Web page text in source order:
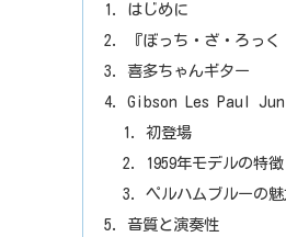
はじめに
『ぼっち・ざ・ろっ
喜多ちゃんギター
Gibson Les Paul
初登場
1959年モデルの特徴
ペルハムブルーの魅
音質と演奏性